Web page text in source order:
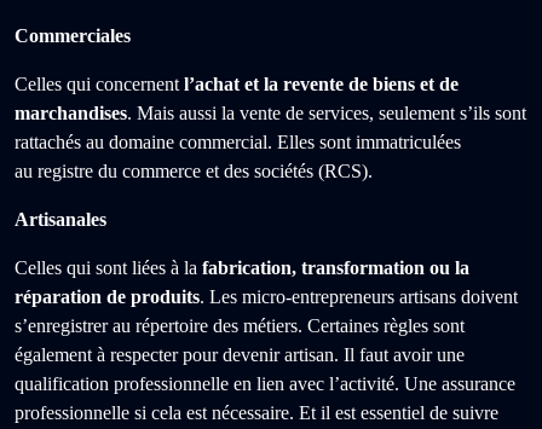
Commerciales
Celles qui concernent l’achat et la revente de biens et de
marchandises. Mais aussi la vente de services, seulement s’ils sont
rattachés au domaine commercial. Elles sont immatriculées
au registre du commerce et des sociétés (RCS).
Artisanales
Celles qui sont liées à la fabrication, transformation ou la
réparation de produits. Les micro-entrepreneurs artisans doivent
s’enregistrer au répertoire des métiers. Certaines règles sont
également à respecter pour devenir artisan. Il faut avoir une
qualification professionnelle en lien avec l’activité. Une assurance
professionnelle si cela est nécessaire. Et il est essentiel de suivre